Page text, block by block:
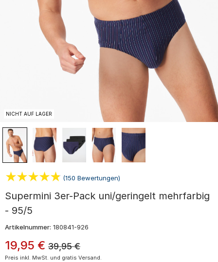
NICHT AUF LAGER
(150 Bewertungen)
Supermini 3er-Pack uni/geringelt mehrfarbig
- 95/5
Artikelnummer: 180841-926
19,95 € 39,95€
Preis inkl. MwSt. und gratis Versand.